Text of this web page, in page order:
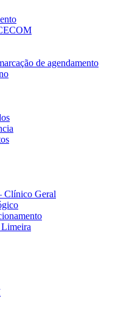
de agendamento
Clínico Geral
Limeira